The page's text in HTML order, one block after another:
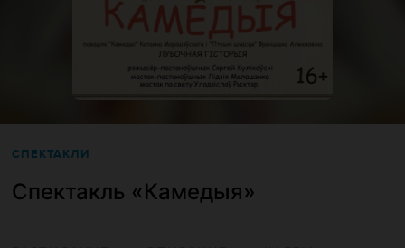
СПЕКТАКЛИ
Спектакль «Камедыя»